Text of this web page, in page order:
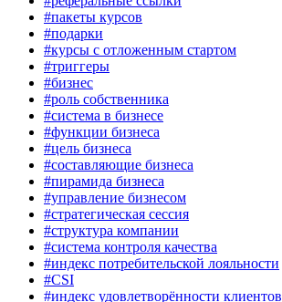
#пакеты курсов
#подарки
#курсы с отложенным стартом
#триггеры
#бизнес
#роль собственника
#система в бизнесе
#функции бизнеса
#цель бизнеса
#составляющие бизнеса
#пирамида бизнеса
#управление бизнесом
#стратегическая сессия
#структура компании
#система контроля качества
#индекс потребительской лояльности
#CSI
#индекс удовлетворённости клиентов